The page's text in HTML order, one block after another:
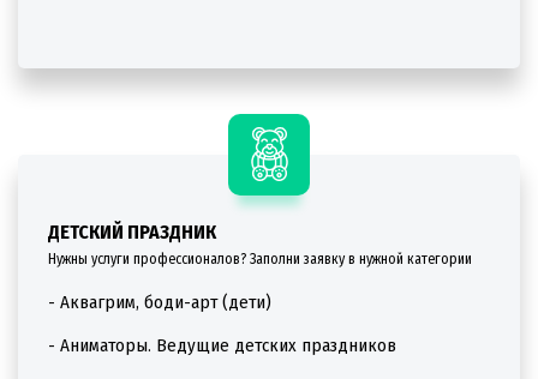
ДЕТСКИЙ ПРАЗДНИК
Нужны услуги профессионалов? Заполни заявку в нужной категории
- Аквагрим, боди-арт (дети)
- Аниматоры. Ведущие детских праздников